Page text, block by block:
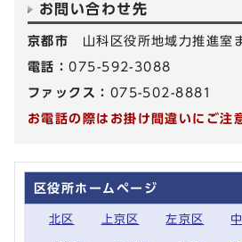
お問い合わせ先
京都市 山科区役所地域力推進室
電話：075-592-3088
ファックス： 075-502-8881
お電話の際はお掛け間違いにご注
区役所ホームページ
北区 上京区 左京区